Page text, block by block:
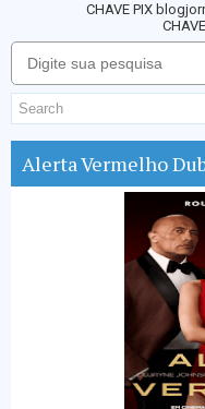
CHAVE PIX
Alerta Vermelho